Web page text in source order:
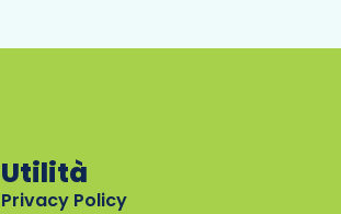
Utilità
Privacy Policy